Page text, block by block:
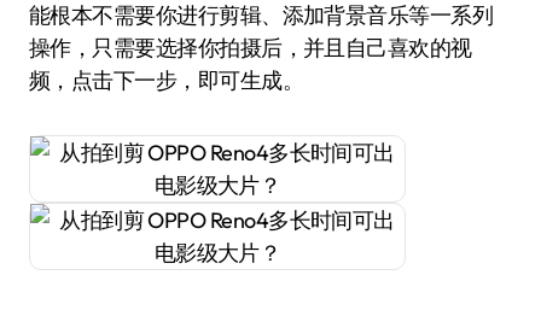
能根本不需要你进行剪辑、添加背景音乐等一系列
操作，只需要选择你拍摄后，并且自己喜欢的视
频，点击下一步，即可生成。